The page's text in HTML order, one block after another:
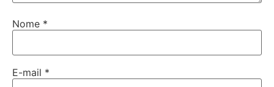
Nome *
E-mail *